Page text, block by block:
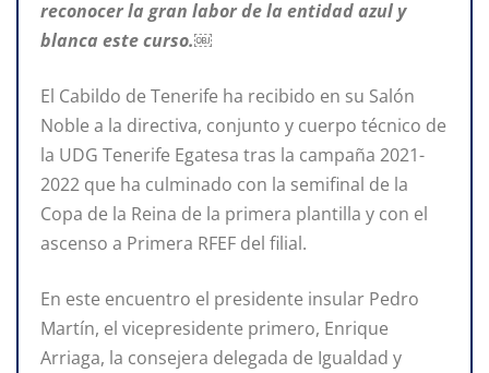
reconocer la gran labor de la entidad azul y
blanca este curso.￼
El Cabildo de Tenerife ha recibido en su Salón
Noble a la directiva, conjunto y cuerpo técnico de
la UDG Tenerife Egatesa tras la campaña 2021-
2022 que ha culminado con la semifinal de la
Copa de la Reina de la primera plantilla y con el
ascenso a Primera RFEF del filial.
En este encuentro el presidente insular Pedro
Martín, el vicepresidente primero, Enrique
Arriaga, la consejera delegada de Igualdad y